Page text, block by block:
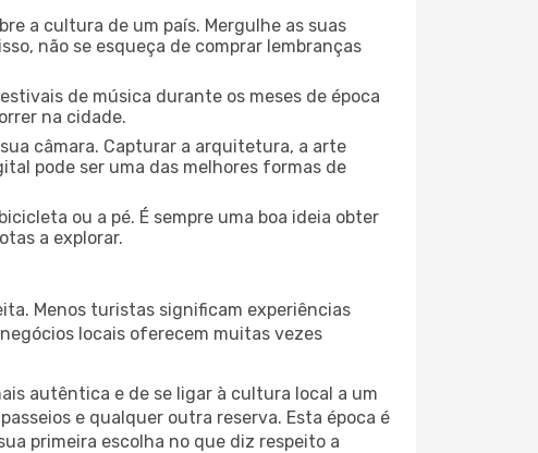
a cultura de um país. Mergulhe as suas
não se esqueça de comprar lembranças
de música durante os meses de época
na cidade.
câmara. Capturar a arquitetura, a arte
pode ser uma das melhores formas de
ou a pé. É sempre uma boa ideia obter
a explorar.
Menos turistas significam experiências
locais oferecem muitas vezes
autêntica e de se ligar à cultura local a um
e qualquer outra reserva. Esta época é
primeira escolha no que diz respeito a